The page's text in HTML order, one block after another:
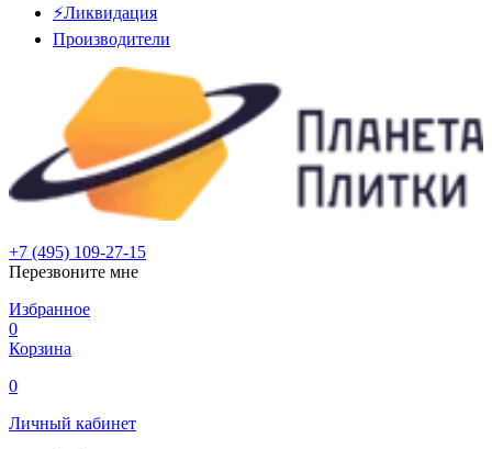
⚡Ликвидация
Производители
+7 (495) 109-27-15
Перезвоните мне
Избранное
0
Корзина
0
Личный кабинет